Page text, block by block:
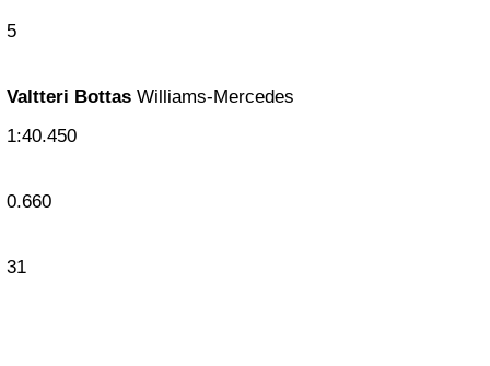
5
Valtteri Bottas Williams-Mercedes
1:40.450
0.660
31